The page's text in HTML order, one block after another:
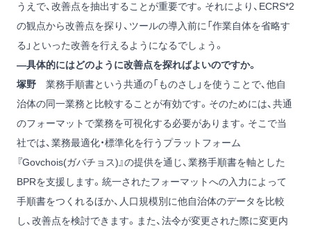
うえで、改善点を抽出することが重要です。それにより、ECRS*2
の観点から改善点を探り、ツールの導入前に「作業自体を省略す
る」といった改善を行えるようになるでしょう。
―具体的にはどのように改善点を探ればよいのですか。
塚野 業務手順書という共通の「ものさし」を使うことで、他自
治体の同一業務と比較することが有効です。そのためには、共通
のフォーマットで業務を可視化する必要があります。そこで当
社では、業務最適化・標準化を行うプラットフォーム
『Govchois(ガバチョス)』の提供を通じ、業務手順書を軸とした
BPRを支援します。統一されたフォーマットへの入力によって
手順書をつくれるほか、人口規模別に他自治体のデータを比較
し、改善点を検討できます。また、法令が変更された際に変更内